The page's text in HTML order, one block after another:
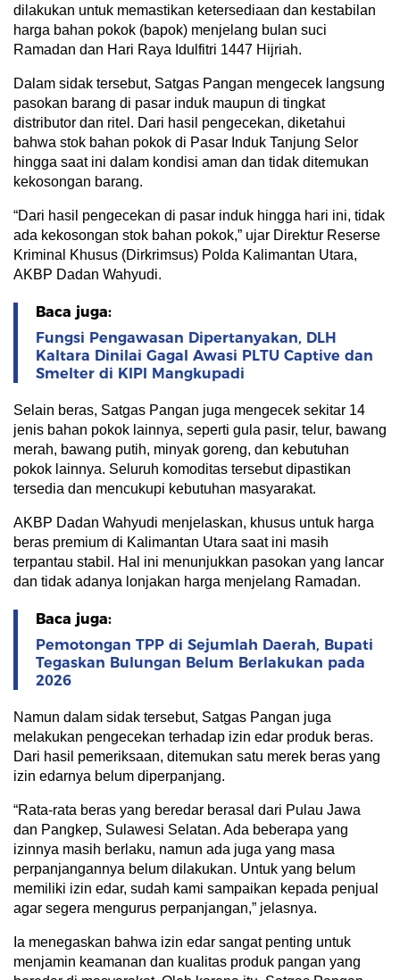
dilakukan untuk memastikan ketersediaan dan kestabilan
harga bahan pokok (bapok) menjelang bulan suci
Ramadan dan Hari Raya Idulfitri 1447 Hijriah.
Dalam sidak tersebut, Satgas Pangan mengecek langsung
pasokan barang di pasar induk maupun di tingkat
distributor dan ritel. Dari hasil pengecekan, diketahui
bahwa stok bahan pokok di Pasar Induk Tanjung Selor
hingga saat ini dalam kondisi aman dan tidak ditemukan
kekosongan barang.
“Dari hasil pengecekan di pasar induk hingga hari ini, tidak
ada kekosongan stok bahan pokok,” ujar Direktur Reserse
Kriminal Khusus (Dirkrimsus) Polda Kalimantan Utara,
AKBP Dadan Wahyudi.
Baca juga:
Fungsi Pengawasan Dipertanyakan, DLH
Kaltara Dinilai Gagal Awasi PLTU Captive dan
Smelter di KIPI Mangkupadi
Selain beras, Satgas Pangan juga mengecek sekitar 14
jenis bahan pokok lainnya, seperti gula pasir, telur, bawang
merah, bawang putih, minyak goreng, dan kebutuhan
pokok lainnya. Seluruh komoditas tersebut dipastikan
tersedia dan mencukupi kebutuhan masyarakat.
AKBP Dadan Wahyudi menjelaskan, khusus untuk harga
beras premium di Kalimantan Utara saat ini masih
terpantau stabil. Hal ini menunjukkan pasokan yang lancar
dan tidak adanya lonjakan harga menjelang Ramadan.
Baca juga:
Pemotongan TPP di Sejumlah Daerah, Bupati
Tegaskan Bulungan Belum Berlakukan pada
2026
Namun dalam sidak tersebut, Satgas Pangan juga
melakukan pengecekan terhadap izin edar produk beras.
Dari hasil pemeriksaan, ditemukan satu merek beras yang
izin edarnya belum diperpanjang.
“Rata-rata beras yang beredar berasal dari Pulau Jawa
dan Pangkep, Sulawesi Selatan. Ada beberapa yang
izinnya masih berlaku, namun ada juga yang masa
perpanjangannya belum dilakukan. Untuk yang belum
memiliki izin edar, sudah kami sampaikan kepada penjual
agar segera mengurus perpanjangan,” jelasnya.
Ia menegaskan bahwa izin edar sangat penting untuk
menjamin keamanan dan kualitas produk pangan yang